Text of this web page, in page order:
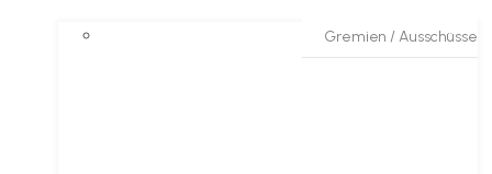
Gremien / Ausschüsse